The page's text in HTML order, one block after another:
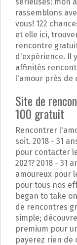
rassemblons
vous! 122
et elle ici,
rencontre
d'expérience. Il
affinités
l'amour prés de
Site de
100 gratuit
Rencontrer
soit. 2018 - 31
pour contacter
2021? 2018 - 31
amoureux pour
pour tous nos
began to take
de rencontres
simple;
premium pour
payerez rien de